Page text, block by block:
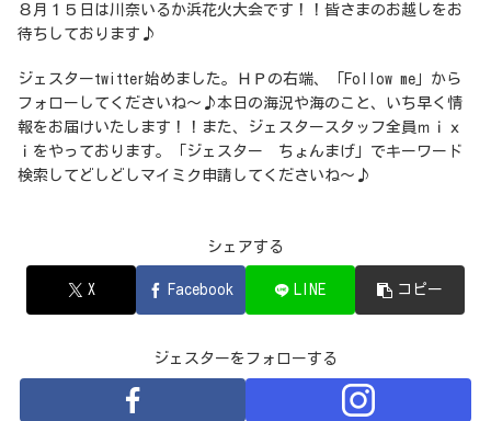
８月１５日は川奈いるか浜花火大会です！！皆さまのお越しをお
待ちしております♪
ジェスターtwitter始めました。ＨＰの右端、「Follow me」から
フォローしてくださいね～♪本日の海況や海のこと、いち早く情
報をお届けいたします！！また、ジェスタースタッフ全員ｍｉｘ
ｉをやっております。「ジェスター ちょんまげ」でキーワード
検索してどしどしマイミク申請してくださいね～♪
シェアする
X Facebook LINE コピー
ジェスターをフォローする